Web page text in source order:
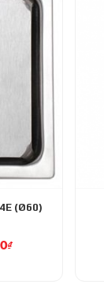
(Ø60)
₫